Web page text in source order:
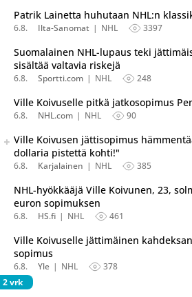
Patrik Lainetta huhutaan NHL:n
6.8. Ilta-Sanomat NHL 3397
Suomalainen NHL-lupaus teki
sisältää valtavia riskejä
6.8. Sportti.com NHL 248
Ville Koivuselle pitkä jatkosopimus
6.8. NHL.com NHL 90
Seuraava uutinen on julkaistu
Listaa uutisen kaikki versiot
Ville Koivusen jättisopimus
dollaria pistettä kohti!"
6.8. Karjalainen NHL 385
NHL-hyökkääjä Ville Koivunen, 23,
euron sopimuksen
6.8. HS.fi NHL 461
Ville Koivuselle jättimäinen
sopimus
6.8. Yle NHL
378
2 vrk